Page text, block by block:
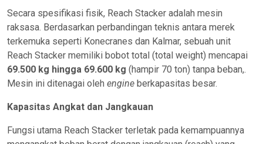
Secara spesifikasi fisik, Reach Stacker adalah mesin
raksasa. Berdasarkan perbandingan teknis antara merek
terkemuka seperti Konecranes dan Kalmar, sebuah unit
Reach Stacker memiliki bobot total (total weight) mencapai
69.500 kg hingga 69.600 kg (hampir 70 ton) tanpa beban,.
Mesin ini ditenagai oleh engine berkapasitas besar.
Kapasitas Angkat dan Jangkauan
Fungsi utama Reach Stacker terletak pada kemampuannya